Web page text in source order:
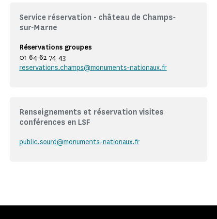
Service réservation - château de Champs-
sur-Marne
Réservations groupes
01 64 62 74 43
reservations.champs@monuments-nationaux.fr
Renseignements et réservation visites
conférences en LSF
public.sourd@monuments-nationaux.fr